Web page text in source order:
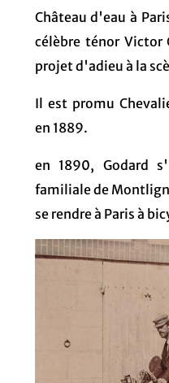
Château d'eau à
célèbre ténor Victor
projet d'adieu à la
Il est promu
en 1889.
en 1890, Godard
familiale de
se rendre à Paris à